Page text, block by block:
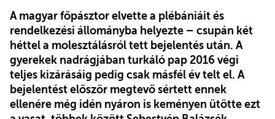
A magyar főpásztor elvette a plébániáit és
rendelkezési állományba helyezte – csupán két
héttel a molesztálásról tett bejelentés után. A
gyerekek nadrágjában turkáló pap 2016 végi
teljes kizárásáig pedig csak másfél év telt el. A
bejelentést először megtevő sértett ennek
ellenére még idén nyáron is keményen ütötte ezt